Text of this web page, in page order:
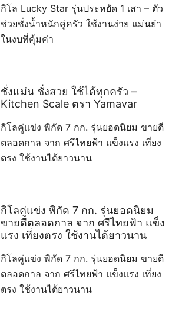
กิโล Lucky Star รุ่นประหยัด 1 เสา – ตัว
ช่วยชั่งน้ำหนักคู่ครัว ใช้งานง่าย แม่นยำ
ในงบที่คุ้มค่า
ชั่งแม่น ชั่งสวย ใช้ได้ทุกครัว –
Kitchen Scale ตรา Yamavar
กิโลคู่แข่ง พิกัด 7 กก. รุ่นยอดนิยม ขายดี
ตลอดกาล จาก ศรีไทยฟ้า แข็งแรง เที่ยง
ตรง ใช้งานได้ยาวนาน
กิโลคู่แข่ง พิกัด 7 กก. รุ่นยอดนิยม
ขายดีตลอดกาล จาก ศรีไทยฟ้า แข็ง
แรง เที่ยงตรง ใช้งานได้ยาวนาน
กิโลคู่แข่ง พิกัด 7 กก. รุ่นยอดนิยม ขายดี
ตลอดกาล จาก ศรีไทยฟ้า แข็งแรง เที่ยง
ตรง ใช้งานได้ยาวนาน